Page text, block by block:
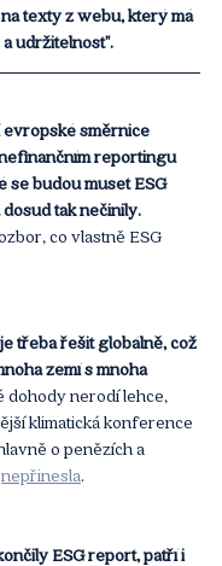
texty z webu, který má
udržitelnost".
evropské směrnice
reportingu
budou muset ESG
tak nečinily.
co vlastně ESG
třeba řešit globálně, což
zemí s mnoha
dohody nerodí lehce,
klimatická konference
o penězích a
nepřinesla.
ESG report, patří i